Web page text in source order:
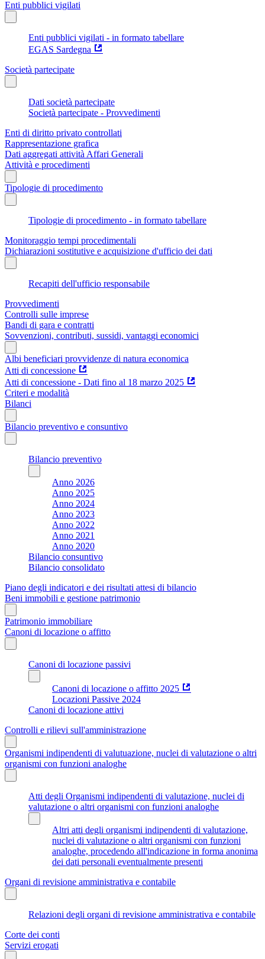
Enti pubblici vigilati
Enti pubblici vigilati - in formato tabellare
EGAS Sardegna
Società partecipate
Dati società partecipate
Società partecipate - Provvedimenti
Enti di diritto privato controllati
Rappresentazione grafica
Dati aggregati attività Affari Generali
Attività e procedimenti
Tipologie di procedimento
Tipologie di procedimento - in formato tabellare
Monitoraggio tempi procedimentali
Dichiarazioni sostitutive e acquisizione d'ufficio dei dati
Recapiti dell'ufficio responsabile
Provvedimenti
Controlli sulle imprese
Bandi di gara e contratti
Sovvenzioni, contributi, sussidi, vantaggi economici
Albi beneficiari provvidenze di natura economica
Atti di concessione
Atti di concessione - Dati fino al 18 marzo 2025
Criteri e modalità
Bilanci
Bilancio preventivo e consuntivo
Bilancio preventivo
Anno 2026
Anno 2025
Anno 2024
Anno 2023
Anno 2022
Anno 2021
Anno 2020
Bilancio consuntivo
Bilancio consolidato
Piano degli indicatori e dei risultati attesi di bilancio
Beni immobili e gestione patrimonio
Patrimonio immobiliare
Canoni di locazione o affitto
Canoni di locazione passivi
Canoni di locazione o affitto 2025
Locazioni Passive 2024
Canoni di locazione attivi
Controlli e rilievi sull'amministrazione
Organismi indipendenti di valutuazione, nuclei di valutazione o altri
organismi con funzioni analoghe
Atti degli Organismi indipendenti di valutazione, nuclei di
valutazione o altri organismi con funzioni analoghe
Altri atti degli organismi indipendenti di valutazione,
nuclei di valutazione o altri organismi con funzioni
analoghe, procedendo all'indicazione in forma anonima
dei dati personali eventualmente presenti
Organi di revisione amministrativa e contabile
Relazioni degli organi di revisione amministrativa e contabile
Corte dei conti
Servizi erogati